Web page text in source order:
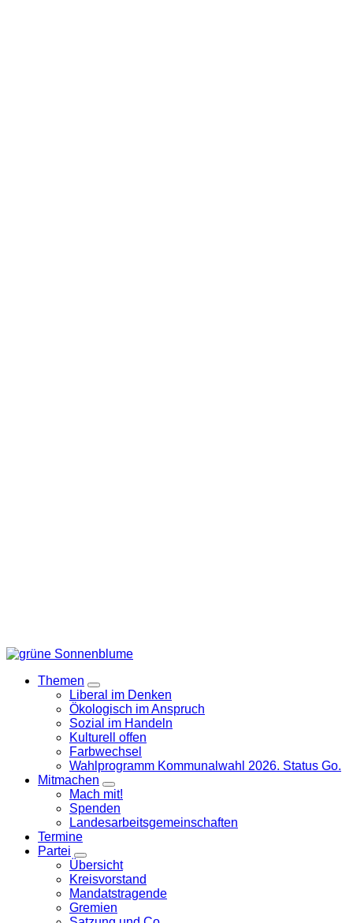
Themen
Zeige
Untermenü
Liberal im Denken
Ökologisch im Anspruch
Sozial im Handeln
Kulturell offen
Farbwechsel
Wahlprogramm Kommunalwahl 2026. Status Go.
Mitmachen
Zeige
Untermenü
Mach mit!
Spenden
Landesarbeitsgemeinschaften
Termine
Partei
Zeige
Untermenü
Übersicht
Kreisvorstand
Mandatstragende
Gremien